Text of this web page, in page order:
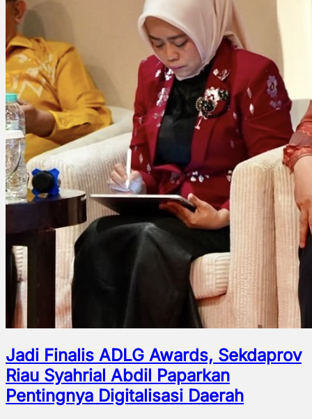
Jadi Finalis ADLG Awards, Sekdaprov
Riau Syahrial Abdil Paparkan
Pentingnya Digitalisasi Daerah